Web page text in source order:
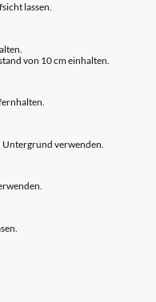
lassen.
von 10 cm einhalten.
verwenden.